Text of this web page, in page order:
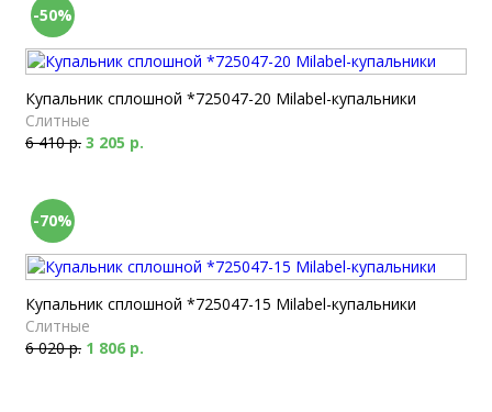
-50%
Купальник сплошной *725047-20 Milabel-купальники
Слитные
6 410 р. 3 205 р.
-70%
Купальник сплошной *725047-15 Milabel-купальники
Слитные
6 020 р. 1 806 р.